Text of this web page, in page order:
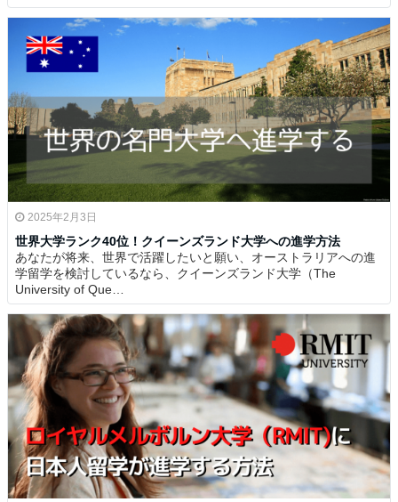
2025年2月3日
世界大学ランク40位！クイーンズランド大学への進学方法
あなたが将来、世界で活躍したいと願い、オーストラリアへの進
学留学を検討しているなら、クイーンズランド大学（The
University of Que…